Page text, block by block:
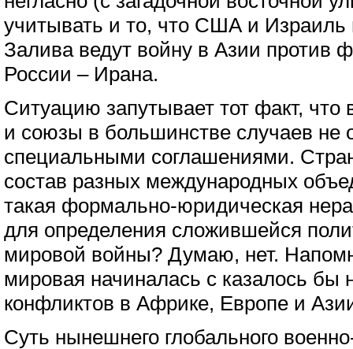
учитывать и то, что США и Израиль
Залива ведут войну в Азии против
России – Ирана.
Ситуацию запутывает тот факт,
и союзы в большинстве случаев
специальными соглашениями.
состав разных международных
такая формально-юридическая
для определения сложившейся
мировой войны? Думаю, нет.
мировая начиналась с казалось бы
конфликтов в Африке, Европе и
Суть нынешнего глобального